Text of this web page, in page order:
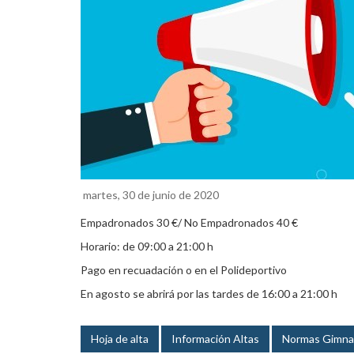
martes, 30 de junio de 2020
Empadronados 30 €/ No Empadronados 40 €
Horario: de 09:00 a 21:00 h
Pago en recuadación o en el Polideportivo
En agosto se abrirá por las tardes de 16:00 a 21:00 h
Hoja de alta Información Altas Normas